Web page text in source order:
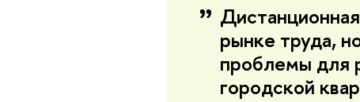
рынке труда,
проблемы для
городской